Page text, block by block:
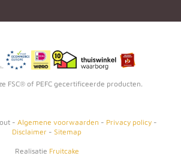
FSC® of PEFC gecertificeerde producten.
- Algemene voorwaarden - Privacy policy -
Disclaimer - Sitemap
Realisatie Fruitcake